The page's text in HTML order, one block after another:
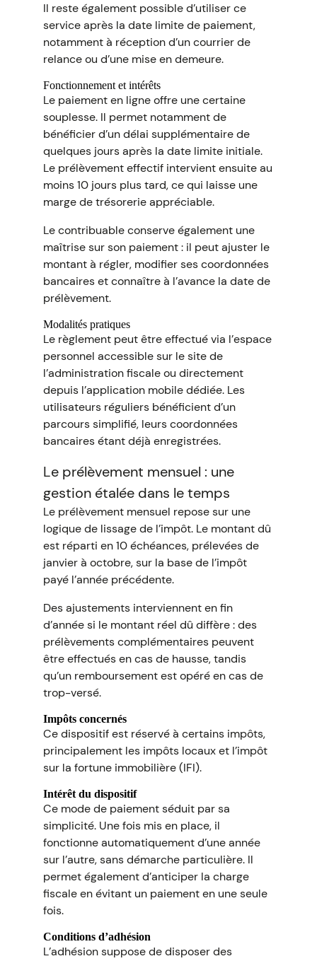
Il reste également possible d’utiliser ce
service après la date limite de paiement,
notamment à réception d’un courrier de
relance ou d’une mise en demeure.
Fonctionnement et intérêts
Le paiement en ligne offre une certaine
souplesse. Il permet notamment de
bénéficier d’un délai supplémentaire de
quelques jours après la date limite initiale.
Le prélèvement effectif intervient ensuite au
moins 10 jours plus tard, ce qui laisse une
marge de trésorerie appréciable.
Le contribuable conserve également une
maîtrise sur son paiement : il peut ajuster le
montant à régler, modifier ses coordonnées
bancaires et connaître à l’avance la date de
prélèvement.
Modalités pratiques
Le règlement peut être effectué via l’espace
personnel accessible sur le site de
l’administration fiscale ou directement
depuis l’application mobile dédiée. Les
utilisateurs réguliers bénéficient d’un
parcours simplifié, leurs coordonnées
bancaires étant déjà enregistrées.
Le prélèvement mensuel : une
gestion étalée dans le temps
Le prélèvement mensuel repose sur une
logique de lissage de l’impôt. Le montant dû
est réparti en 10 échéances, prélevées de
janvier à octobre, sur la base de l’impôt
payé l’année précédente.
Des ajustements interviennent en fin
d’année si le montant réel dû diffère : des
prélèvements complémentaires peuvent
être effectués en cas de hausse, tandis
qu’un remboursement est opéré en cas de
trop-versé.
Impôts concernés
Ce dispositif est réservé à certains impôts,
principalement les impôts locaux et l’impôt
sur la fortune immobilière (IFI).
Intérêt du dispositif
Ce mode de paiement séduit par sa
simplicité. Une fois mis en place, il
fonctionne automatiquement d’une année
sur l’autre, sans démarche particulière. Il
permet également d’anticiper la charge
fiscale en évitant un paiement en une seule
fois.
Conditions d’adhésion
L’adhésion suppose de disposer des